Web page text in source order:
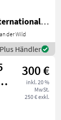
Biringer International GmbH
der Wild
Händler
300 €
inkl. 20 %
MwSt.
250 € exkl.